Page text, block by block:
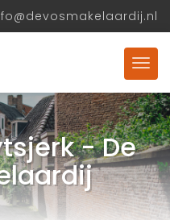
- De